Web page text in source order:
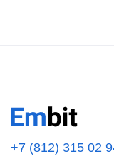
+7 (812) 315 02